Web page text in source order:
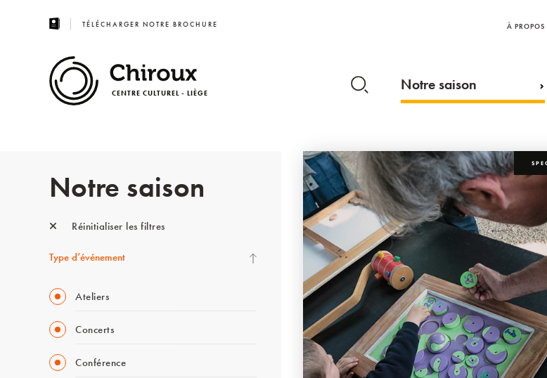
TÉLÉCHARGER NOTRE BROCHURE À PROPOS
CENTRE CULTUREL - LIÈGE Notre saison
Notre saison
Réinitialiser les filtres
Type d’événement
Ateliers
Concerts
Conférence